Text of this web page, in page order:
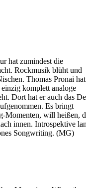
hat zumindest die
Rockmusik blüht und
Thomas Pronai hat
einzig komplett analoge
Dort hat er auch das
Es bringt
Momenten, will heißen,
innen. Introspektive
Songwriting. (MG)